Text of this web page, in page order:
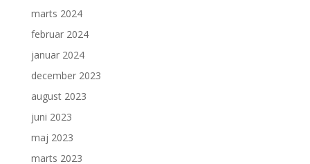
marts 2024
februar 2024
januar 2024
december 2023
august 2023
juni 2023
maj 2023
marts 2023